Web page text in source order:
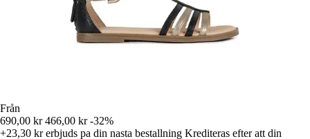
Från
690,00 kr 466,00 kr -32%
+23,30 krerbjuds pa din nasta bestallning Krediteras efter att din